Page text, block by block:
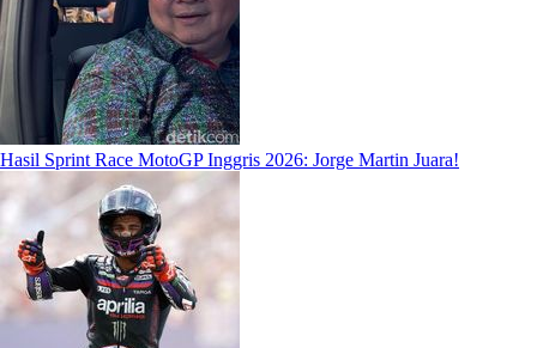
Hasil Sprint Race MotoGP Inggris 2026: Jorge Martin Juara!